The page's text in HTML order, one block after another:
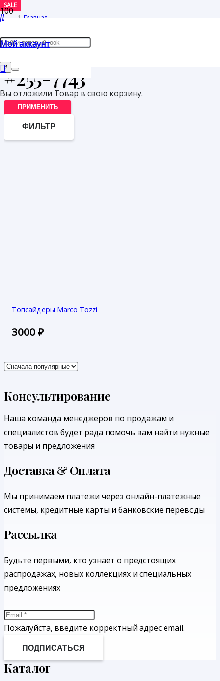
Мой аккаунт
Вы отложили Товар в свою корзину.
Главная
Товары с меткой “#255-7743”
#255-7743
ПРИМЕНИТЬ
ФИЛЬТР
SALE
Топсайдеры Marco Tozzi
3000₽
Консультирование
Наша команда менеджеров по продажам и
специалистов будет рада помочь вам найти нужные
товары и предложения
Доставка & Оплата
Мы принимаем платежи через онлайн-платежные
системы, кредитные карты и банковские переводы
Рассылка
Будьте первыми, кто узнает о предстоящих
распродажах, новых коллекциях и специальных
предложениях
Пожалуйста, введите корректный адрес email.
ПОДПИСАТЬСЯ
Каталог